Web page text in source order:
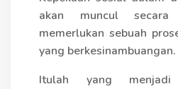
akan muncul
memerlukan sebuah
yang berkesinambuangan.
Itulah yang